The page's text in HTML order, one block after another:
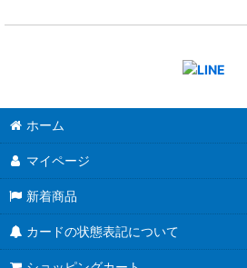
ホーム
マイページ
新着商品
カードの状態表記について